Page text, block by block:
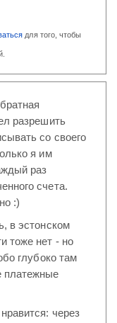
для того, чтобы
разрешить
со своего
я им
раз
счета.
:)
в эстонском
тоже нет - но
глубоко там
платежные
через